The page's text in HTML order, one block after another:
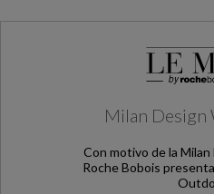
Milan Design
Con motivo de la
Roche Bobois